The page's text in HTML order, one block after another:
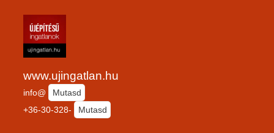
www.ujingatlan.hu
info@
Mutasd
+36-30-328-
Mutasd